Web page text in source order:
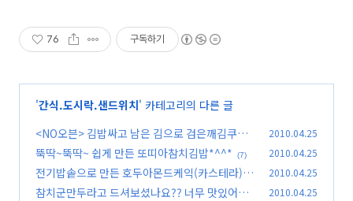
76 구독하기
'간식.도시락.샌드위치' 카테고리의 다른 글
<NO오븐> 김밥싸고 남은 김으로 검은깨김쿠키*
^^* (11)
2010.04.25
뚝딱~뚝딱~ 쉽게 만든 또띠아참치김밥*^^* (7) 2010.04.25
전기밥솥으로 만든 호두아몬드케익(카스테라)*^
^*
(10)
2010.04.25
참치군만두라고 드셔보셨나요?? 너무 맛있어요.. 2010.04.25